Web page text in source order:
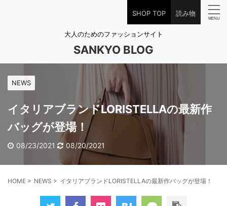
SHOP TOP 読み物
大人のためのファッションサイト
SANKYO BLOG
NEWS
イタリアブランドLORISTELLAの最新作
バッグが登場！
08/23/2021 08/20/2021
HOME > NEWS > イタリアブランドLORISTELLAの最新作バッグが登場！